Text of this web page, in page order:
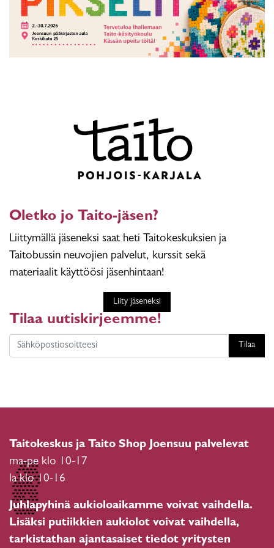
Oletko jo Taito-jäsen?
Liittymällä jäseneksi saat heti Taitokeskuksien ja
Taitobussin neuvojien palvelut, kurssit sekä
materiaalit käyttöösi jäsenhintaan!
Liity jäseneksi
Tilaa uutiskirjeemme!
Tilaa
Taitokeskus ja Taito Shop Joensuu palvelevat
ma-pe klo 10-17
la klo 10-16
Juhlapyhinä aukioloaikamme voivat vaihdella.
Lisäksi putiikkien aukiolot voivat vaihdella,
tarkistathan ajantasaiset tiedot yritysten